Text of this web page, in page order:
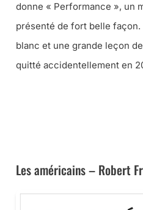
donne « Performance », un
présenté de fort belle
blanc et une grande leçon
quitté accidentellement en
Les américains – Robert